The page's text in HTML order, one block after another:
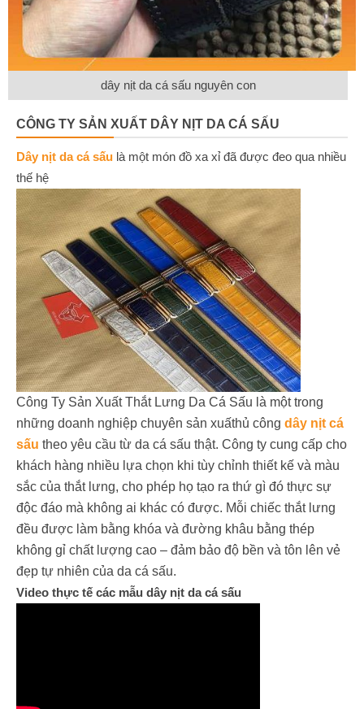
dây nịt da cá sấu nguyên con
CÔNG TY SẢN XUẤT DÂY NỊT DA CÁ SẤU
Dây nịt da cá sấu là một món đồ xa xỉ đã được đeo qua nhiều
thế hệ
Công Ty Sản Xuất Thắt Lưng Da Cá Sấu là một trong
những doanh nghiệp chuyên sản xuấthủ công dây nịt cá
sấu theo yêu cầu từ da cá sấu thật. Công ty cung cấp cho
khách hàng nhiều lựa chọn khi tùy chỉnh thiết kế và màu
sắc của thắt lưng, cho phép họ tạo ra thứ gì đó thực sự
độc đáo mà không ai khác có được. Mỗi chiếc thắt lưng
đều được làm bằng khóa và đường khâu bằng thép
không gỉ chất lượng cao – đảm bảo độ bền và tôn lên vẻ
đẹp tự nhiên của da cá sấu.
Video thực tế các mẫu dây nịt da cá sấu